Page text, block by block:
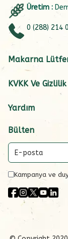
Üretim :
0 (288) 214
Makarna
KVKK Ve Gizlilik
Yardım
Bülten
Kampanya ve